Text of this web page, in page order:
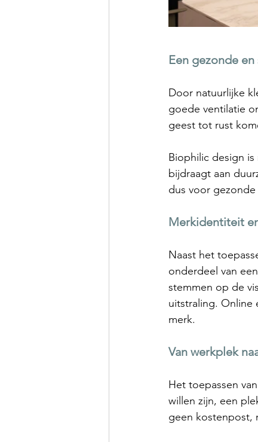
Een gezonde
Door natuurlijke
goede ventilatie
geest tot rust
Biophilic design
bijdraagt aan
dus voor
Merkidentiteit
Naast het
onderdeel van
stemmen op de
uitstraling. Online
merk.
Van werkplek
Het toepassen
willen zijn, een
geen kostenpost,